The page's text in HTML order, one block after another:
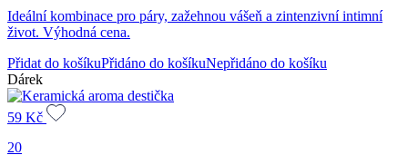
Ideální kombinace pro páry, zažehnou vášeň a zintenzivní intimní
život. Výhodná cena.
Přidat do košíkuPřidáno do košíkuNepřidáno do košíku
Dárek
59 Kč
20